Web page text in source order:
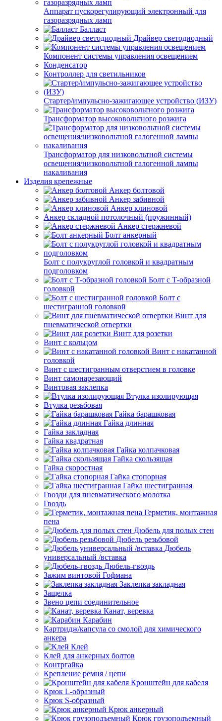
Аппарат пускорегулирующий электронный для
газоразрядных ламп
Балласт
Драйвер светодиодный
Компонент системы управления освещением
Конденсатор
Контроллер для светильников
Стартер/импульсно-зажигающее устройство (ИЗУ)
Трансформатор высоковольтного розжига
Трансформатор для низковольтной системы
освещения/низковольтной галогенной лампы
накаливания
Изделия крепежные
Анкер болтовой
Анкер забивной
Анкер клиновой
Анкер складной потолочный (пружинный)
Анкер стержневой
Болт анкерный
Болт с полукруглой головкой и квадратным
подголовком
Болт с Т-образной
головкой
Болт с
шестигранной головкой
Винт для
пневматической отвертки
Винт для розетки
Винт с кольцом
Винт с накатанной
головкой
Винт с шестигранным отверстием в головке
Винт самонарезающий
Винтовая заклепка
Втулка изолирующая
Втулка резьбовая
Гайка барашковая
Гайка длинная
Гайка закладная
Гайка квадратная
Гайка колпачковая
Гайка скользящая
Гайка скоростная
Гайка стопорная
Гайка шестигранная
Гвозди для пневматического молотка
Гвоздь
Герметик, монтажная
пена
Дюбель для полых стен
Дюбель резьбовой
Дюбель
универсальный /вставка
Дюбель-гвоздь
Зажим винтовой Гофмана
Заклепка закладная
Защелка
Звено цепи соединительное
Канат, веревка
Карабин
Картридж/капсула со смолой для химического
анкера
Клей
Клей для анкерных болтов
Контргайка
Крепление ремня / цепи
Кронштейн для кабеля
Крюк L-образный
Крюк S-образный
Крюк анкерный
Крюк грузоподъемный